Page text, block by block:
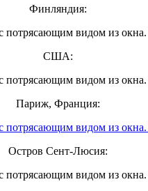
Финляндия:
США:
Париж, Франция:
Остров Сент-Люсия: